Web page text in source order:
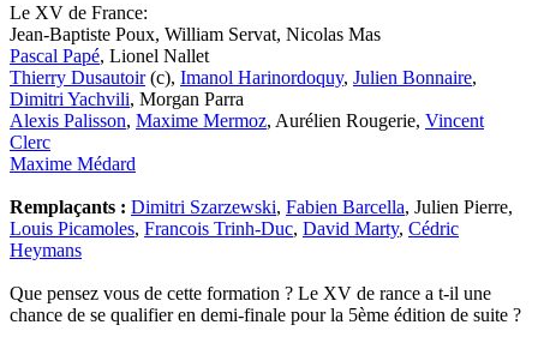
Le XV de France:
Jean-Baptiste Poux, William Servat, Nicolas Mas
Pascal Papé, Lionel Nallet
Thierry Dusautoir(c), Imanol Harinordoquy, Julien Bonnaire,
Dimitri Yachvili, Morgan Parra
Alexis Palisson, Maxime Mermoz, Aurélien Rougerie, Vincent
Clerc
Maxime Médard
Remplaçants : Dimitri Szarzewski, Fabien Barcella, Julien Pierre,
Louis Picamoles, Francois Trinh-Duc, David Marty, Cédric
Heymans
Que pensez vous de cette formation ? Le XV de rance a t-il une
chance de se qualifier en demi-finale pour la 5ème édition de suite ?